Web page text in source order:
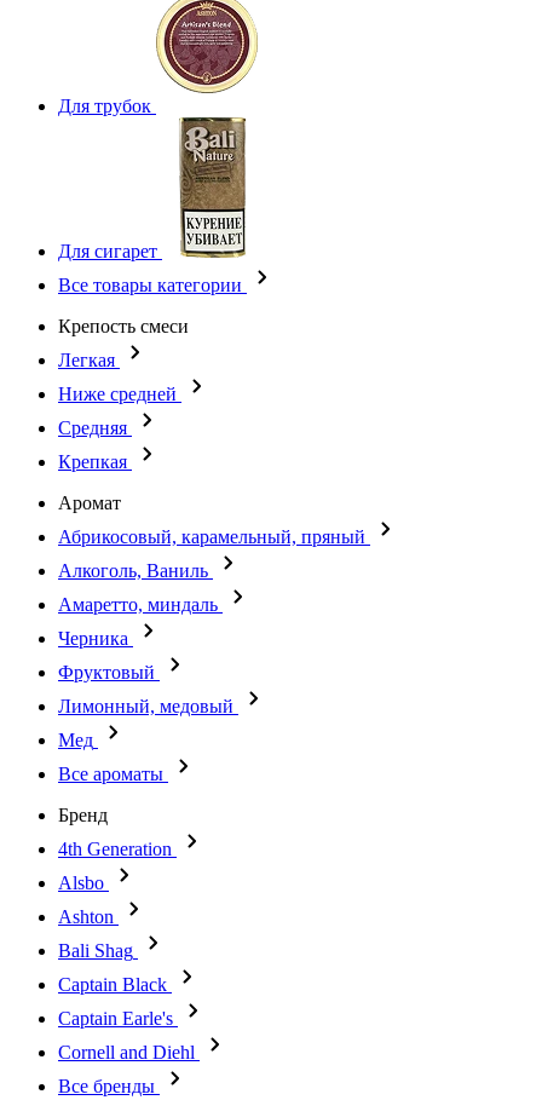
Для трубок
Для сигарет
Все товары категории
Крепость смеси
Легкая
Ниже средней
Средняя
Крепкая
Аромат
Абрикосовый, карамельный, пряный
Алкоголь, Ваниль
Амаретто, миндаль
Черника
Фруктовый
Лимонный, медовый
Мед
Все ароматы
Бренд
4th Generation
Alsbo
Ashton
Bali Shag
Captain Black
Captain Earle's
Cornell and Diehl
Все бренды